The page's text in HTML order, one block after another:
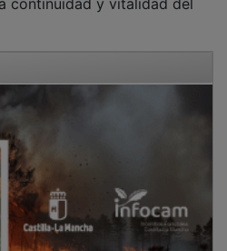
presencia del delegado
Guarinos, así como otros
Municipal, quienes han
los colectivos. La jornada
General de la CAVE C-
ha seguido por
puntos de la región,
para trabajar por
y cercanos.